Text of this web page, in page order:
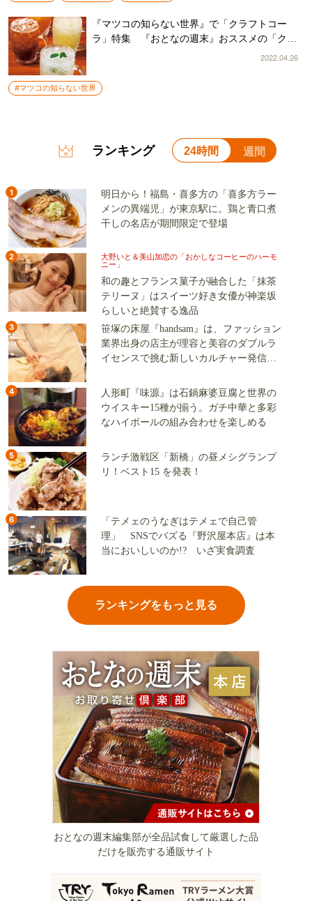
『マツコの知らない世界』で「クラフトコー
ラ」特集 『おとなの週末』おススメの「クラ
2022.04.26
#マツコの知らない世界
ランキング 24時間 週間
1
明日から！福島・喜多方の「喜多方ラー
メンの異端児」が東京駅に。鶏と青口煮
干しの名店が期間限定で登場
2
大野いと＆美山加恋の「おかしなコーヒーのハーモ
ニー」
和の趣とフランス菓子が融合した「抹茶
テリーヌ」はスイーツ好き女優が神楽坂
らしいと絶賛する逸品
3
笹塚の床屋『handsam』は、ファッション
業界出身の店主が理容と美容のダブルラ
イセンスで挑む新しいカルチャー発信基
4
人形町『味源』は石鍋麻婆豆腐と世界の
ウイスキー15種が揃う。ガチ中華と多彩
なハイボールの組み合わせを楽しめる
5
ランチ激戦区「新橋」の昼メシグランプ
リ！ベスト15 を発表！
6
「テメェのうなぎはテメェで自己管
理」 SNSでバズる『野沢屋本店』は本
当においしいのか!? いざ実食調査
ランキングをもっと見る
おとなの週末編集部が全品試食して厳選した品
だけを販売する通販サイト